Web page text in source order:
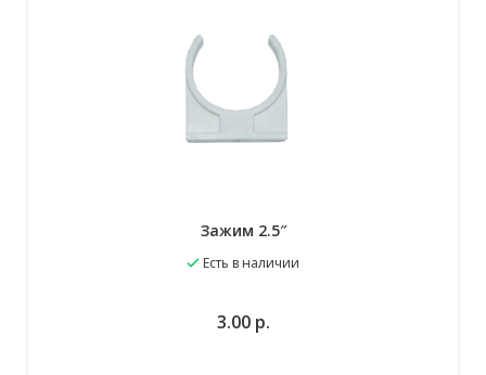
Зажим 2.5″
Есть в наличии
3.00 р.